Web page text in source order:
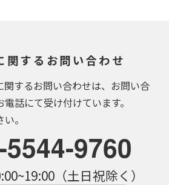
関するお問い合わせ
関するお問い合わせは、お問い合
話にて受け付けています。
。
9760
（土日祝除く）